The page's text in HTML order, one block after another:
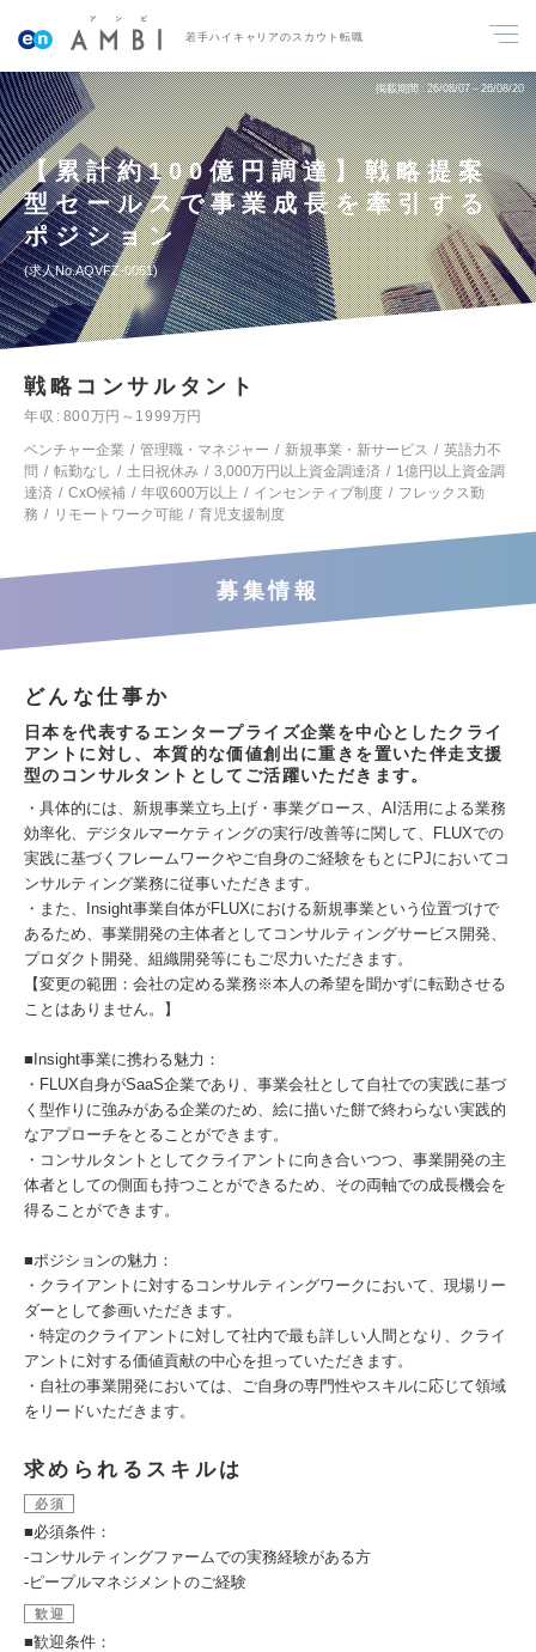
若手ハイキャリアのスカウト転職
掲載期間 26/08/07～26/08/20
【累計約100億円調達】戦略提案
型セールスで事業成長を牽引する
ポジション
求人No.AQVFZ-0061
戦略コンサルタント
年収
800万円～1999万円
ベンチャー企業
管理職・マネジャー 新規事業・新サービス
英語力不
問
転勤なし 土日祝休み 3,000万円以上資金調達済
1億円以上資金調
達済
CxO候補 年収600万以上 インセンティブ制度
フレックス勤
務
リモートワーク可能 育児支援制度
募集情報
どんな仕事か
日本を代表するエンタープライズ企業を中心としたクライ
アントに対し、本質的な価値創出に重きを置いた伴走支援
型のコンサルタントとしてご活躍いただきます。
・具体的には、新規事業立ち上げ・事業グロース、AI活用による業務
効率化、デジタルマーケティングの実行/改善等に関して、FLUXでの
実践に基づくフレームワークやご自身のご経験をもとにPJにおいてコ
ンサルティング業務に従事いただきます。
・また、Insight事業自体がFLUXにおける新規事業という位置づけで
あるため、事業開発の主体者としてコンサルティングサービス開発、
プロダクト開発、組織開発等にもご尽力いただきます。
【変更の範囲：会社の定める業務※本人の希望を聞かずに転勤させる
ことはありません。】
■Insight事業に携わる魅力：
・FLUX自身がSaaS企業であり、事業会社として自社での実践に基づ
く型作りに強みがある企業のため、絵に描いた餅で終わらない実践的
なアプローチをとることができます。
・コンサルタントとしてクライアントに向き合いつつ、事業開発の主
体者としての側面も持つことができるため、その両軸での成長機会を
得ることができます。
■ポジションの魅力：
・クライアントに対するコンサルティングワークにおいて、現場リー
ダーとして参画いただきます。
・特定のクライアントに対して社内で最も詳しい人間となり、クライ
アントに対する価値貢献の中心を担っていただきます。
・自社の事業開発においては、ご自身の専門性やスキルに応じて領域
をリードいただきます。
求められるスキルは
必須
■必須条件：
-コンサルティングファームでの実務経験がある方
-ピープルマネジメントのご経験
歓迎
■歓迎条件：